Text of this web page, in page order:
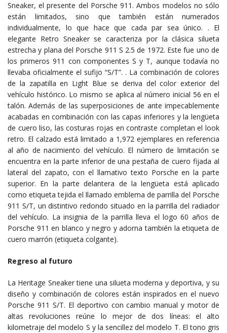
Sneaker, el presente del Porsche 911. Ambos modelos no sólo
están limitados, sino que también están numerados
individualmente, lo que hace que cada par sea único. . El
elegante Retro Sneaker se caracteriza por la clásica silueta
estrecha y plana del Porsche 911 S 2.5 de 1972. Este fue uno de
los primeros 911 con componentes S y T, aunque todavía no
llevaba oficialmente el sufijo “S/T”. . La combinación de colores
de la zapatilla en Light Blue se deriva del color exterior del
vehículo histórico. Lo mismo se aplica al número inicial 56 en el
talón. Además de las superposiciones de ante impecablemente
acabadas en combinación con las capas inferiores y la lengüeta
de cuero liso, las costuras rojas en contraste completan el look
retro. El calzado está limitado a 1,972 ejemplares en referencia
al año de nacimiento del vehículo. El número de limitación se
encuentra en la parte inferior de una pestaña de cuero fijada al
lateral del zapato, con el llamativo texto Porsche en la parte
superior. En la parte delantera de la lengüeta está aplicado
como etiqueta tejida el llamado emblema de parrilla del Porsche
911 S/T, un distintivo redondo situado en la parrilla del radiador
del vehículo. La insignia de la parrilla lleva el logo 60 años de
Porsche 911 en blanco y negro y adorna también la etiqueta de
cuero marrón (etiqueta colgante).
Regreso al futuro
La Heritage Sneaker tiene una silueta moderna y deportiva, y su
diseño y combinación de colores están inspirados en el nuevo
Porsche 911 S/T. El deportivo con cambio manual y motor de
altas revoluciones reúne lo mejor de dos líneas: el alto
kilometraje del modelo S y la sencillez del modelo T. El tono gris